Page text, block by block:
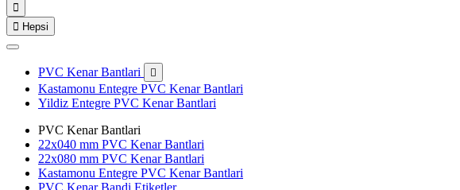

 Hepsi
PVC Kenar Bantlari 
Kastamonu Entegre PVC Kenar Bantlari
Yildiz Entegre PVC Kenar Bantlari
PVC Kenar Bantlari
22x040 mm PVC Kenar Bantlari
22x080 mm PVC Kenar Bantlari
Kastamonu Entegre PVC Kenar Bantlari
PVC Kenar Bandi Etiketler